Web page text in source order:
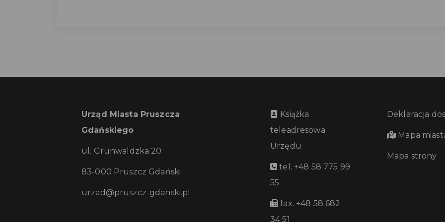
Urząd Miasta Pruszcza
Gdańskiego
ul. Grunwaldzka 20
83-000 Pruszcz Gdański
urzad@pruszcz-gdanski.pl
Książka
teleadresowa
Urzędu
tel. +48 58 775 99
55
fax. +48 58 682
34 51
Deklaracja
Mapa
Mapa strony